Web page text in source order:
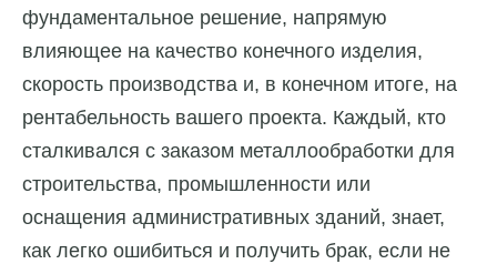
фундаментальное решение, напрямую
влияющее на качество конечного изделия,
скорость производства и, в конечном итоге, на
рентабельность вашего проекта. Каждый, кто
сталкивался с заказом металлообработки для
строительства, промышленности или
оснащения административных зданий, знает,
как легко ошибиться и получить брак, если не